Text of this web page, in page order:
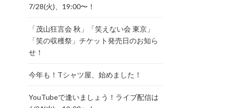
7/28(火)、19:00〜！
「茂山狂言会 秋」「笑えない会 東京」
「笑の収穫祭」チケット発売日のお知ら
せ！
今年も！Tシャツ屋、始めました！
YouTubeで逢いましょう！ライブ配信は